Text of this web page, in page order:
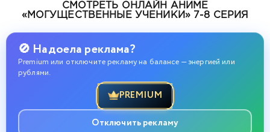
СМОТРЕТЬ ОНЛАЙН АНИМЕ
«МОГУЩЕСТВЕННЫЕ УЧЕНИКИ» 7-8 СЕРИЯ
🚫 Надоела реклама?
Premium или отключите рекламу на балансе — энергией или
рублями.
PREMIUM
Отключить рекламу